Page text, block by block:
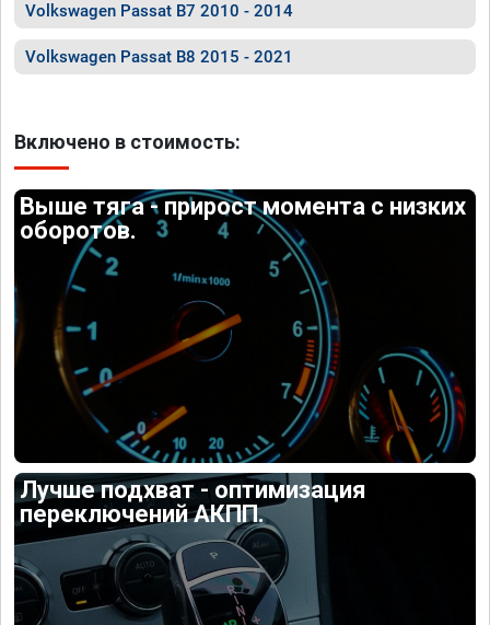
Volkswagen Passat B7 2010 - 2014
Volkswagen Passat B8 2015 - 2021
Включено в стоимость:
Выше тяга - прирост момента с низких
оборотов.
Лучше подхват - оптимизация
переключений АКПП.